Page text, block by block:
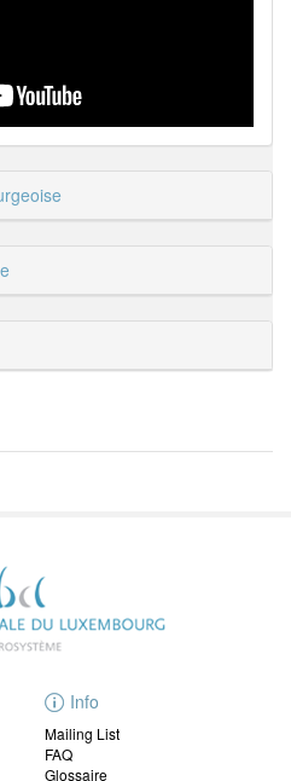
Info
Mailing List
FAQ
Glossaire